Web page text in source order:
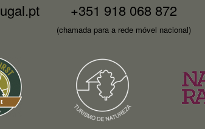
+351 918 068 872
(chamada para a rede móvel nacional)